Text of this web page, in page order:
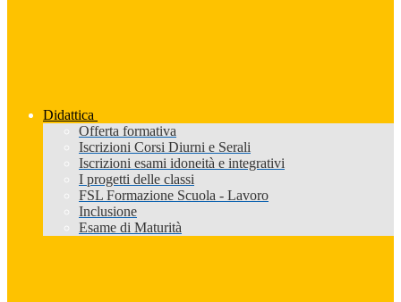
Didattica
Offerta formativa
Iscrizioni Corsi Diurni e Serali
Iscrizioni esami idoneità e integrativi
I progetti delle classi
FSL Formazione Scuola - Lavoro
Inclusione
Esame di Maturità